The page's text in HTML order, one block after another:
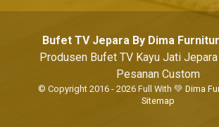
Bufet TV Jepara By Dima
Produsen Bufet TV Kayu Jati
Pesanan Custom
© Copyright 2016 - 2026 Full With 💚 Dima
Sitemap